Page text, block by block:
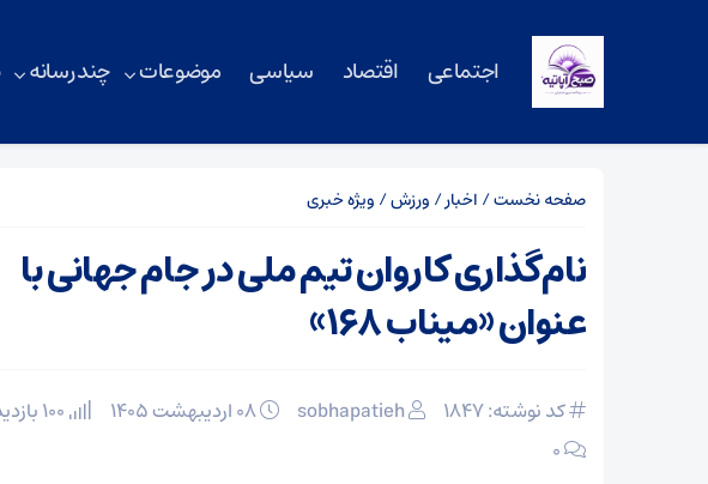
اجتماعی اقتصاد سیاسی موضوعات چند رسانه
صفحه نخست/ اخبار/ ورزش/ ویژه خبری
نام‌گذاری کاروان تیم ملی در جام جهانی با
عنوان «میناب ۱۶۸»
کد نوشته: 1847 sobhapatieh
۰